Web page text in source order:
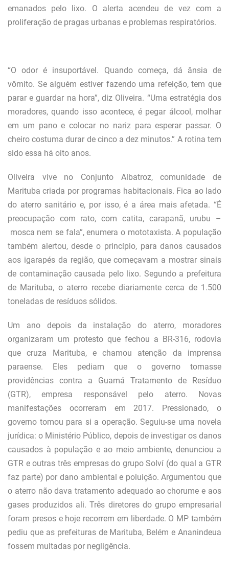
emanados pelo lixo. O alerta acendeu de vez com a
proliferação de pragas urbanas e problemas respiratórios.
“O odor é insuportável. Quando começa, dá ânsia de
vômito. Se alguém estiver fazendo uma refeição, tem que
parar e guardar na hora”, diz Oliveira. “Uma estratégia dos
moradores, quando isso acontece, é pegar álcool, molhar
em um pano e colocar no nariz para esperar passar. O
cheiro costuma durar de cinco a dez minutos.” A rotina tem
sido essa há oito anos.
Oliveira vive no Conjunto Albatroz, comunidade de
Marituba criada por programas habitacionais. Fica ao lado
do aterro sanitário e, por isso, é a área mais afetada. “É
preocupação com rato, com catita, carapanã, urubu –
mosca nem se fala”, enumera o mototaxista. A população
também alertou, desde o princípio, para danos causados
aos igarapés da região, que começavam a mostrar sinais
de contaminação causada pelo lixo. Segundo a prefeitura
de Marituba, o aterro recebe diariamente cerca de 1.500
toneladas de resíduos sólidos.
Um ano depois da instalação do aterro, moradores
organizaram um protesto que fechou a BR-316, rodovia
que cruza Marituba, e chamou atenção da imprensa
paraense. Eles pediam que o governo tomasse
providências contra a Guamá Tratamento de Resíduo
(GTR), empresa responsável pelo aterro. Novas
manifestações ocorreram em 2017. Pressionado, o
governo tomou para si a operação. Seguiu-se uma novela
jurídica: o Ministério Público, depois de investigar os danos
causados à população e ao meio ambiente, denunciou a
GTR e outras três empresas do grupo Solví (do qual a GTR
faz parte) por dano ambiental e poluição. Argumentou que
o aterro não dava tratamento adequado ao chorume e aos
gases produzidos ali. Três diretores do grupo empresarial
foram presos e hoje recorrem em liberdade. O MP também
pediu que as prefeituras de Marituba, Belém e Ananindeua
fossem multadas por negligência.